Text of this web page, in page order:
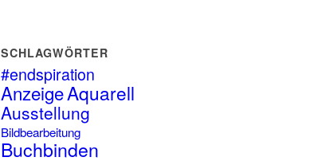
SCHLAGWÖRTER
#endspiration
AnzeigeAquarell
Ausstellung
Bildbearbeitung
Buchbinden